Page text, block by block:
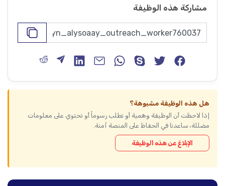
مشاركة هذه الوظيفة
هل هذه الوظيفة مشبوهة؟
إذا لاحظت أن الوظيفة وهمية أو تطلب رسوماً أو تحتوي على معلومات
مضللة، ساعدنا في الحفاظ على المنصة آمنة.
الإبلاغ عن هذه الوظيفة